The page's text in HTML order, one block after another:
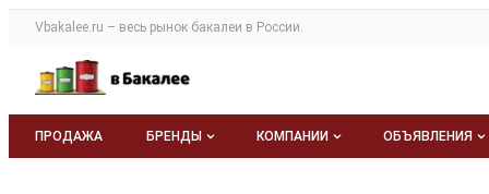
Раздел навигации по сайту vbakalee.ru
Vbakalee.ru – весь рынок бакалеи в России.
Авторизация и меню пользователя
Навигация по разделам сайта vbakalee.ru
ПРОДАЖА БРЕНДЫ КОМПАНИИ ОБЪЯВЛЕНИЯ